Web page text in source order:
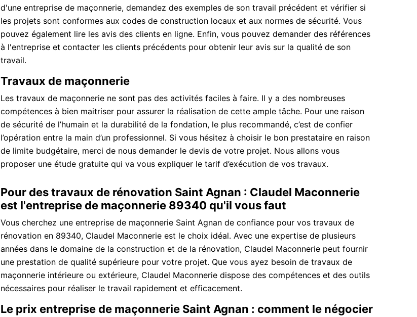
d'une entreprise de maçonnerie, demandez des exemples de son travail précédent et vérifier si
les projets sont conformes aux codes de construction locaux et aux normes de sécurité. Vous
pouvez également lire les avis des clients en ligne. Enfin, vous pouvez demander des références
à l'entreprise et contacter les clients précédents pour obtenir leur avis sur la qualité de son
travail.
Travaux de maçonnerie
Les travaux de maçonnerie ne sont pas des activités faciles à faire. Il y a des nombreuses
compétences à bien maitriser pour assurer la réalisation de cette ample tâche. Pour une raison
de sécurité de l’humain et la durabilité de la fondation, le plus recommandé, c’est de confier
l’opération entre la main d’un professionnel. Si vous hésitez à choisir le bon prestataire en raison
de limite budgétaire, merci de nous demander le devis de votre projet. Nous allons vous
proposer une étude gratuite qui va vous expliquer le tarif d’exécution de vos travaux.
Pour des travaux de rénovation Saint Agnan : Claudel Maconnerie
est l'entreprise de maçonnerie 89340 qu'il vous faut
Vous cherchez une entreprise de maçonnerie Saint Agnan de confiance pour vos travaux de
rénovation en 89340, Claudel Maconnerie est le choix idéal. Avec une expertise de plusieurs
années dans le domaine de la construction et de la rénovation, Claudel Maconnerie peut fournir
une prestation de qualité supérieure pour votre projet. Que vous ayez besoin de travaux de
maçonnerie intérieure ou extérieure, Claudel Maconnerie dispose des compétences et des outils
nécessaires pour réaliser le travail rapidement et efficacement.
Le prix entreprise de maçonnerie Saint Agnan : comment le négocier